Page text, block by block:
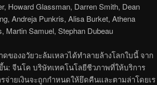
Howard Glassman, Darren Smith, Dean
Andreja Punkris, Alisa Burket, Athena
Martin Samuel, Stephan Dubeau
ของอวัยวะล้มเหลวได้ทำลายล้างโลกใบนี้ จาก
: จีนโค บริษัทเทคโนโลยีชีวภาพที่ให้บริการ
จ่ายเงินจะถูกกำหนดให้ยึดคืนและตามล่าโดยเร